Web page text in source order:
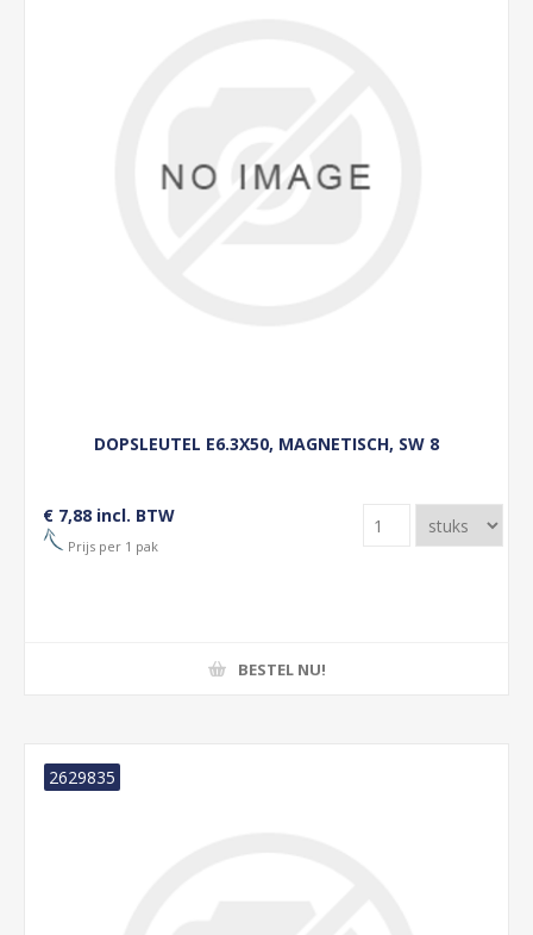
DOPSLEUTEL E6.3X50, MAGNETISCH, SW 8
€ 7,88 incl. BTW
Prijs per 1 pak
BESTEL NU!
2629835